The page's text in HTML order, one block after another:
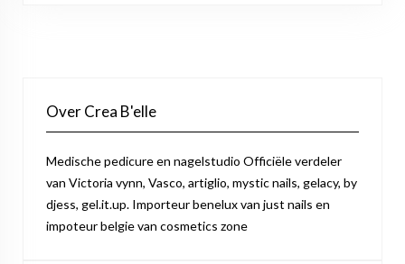
Over Crea B'elle
Medische pedicure en nagelstudio Officiële verdeler
van Victoria vynn, Vasco, artiglio, mystic nails, gelacy, by
djess, gel.it.up. Importeur benelux van just nails en
impoteur belgie van cosmetics zone